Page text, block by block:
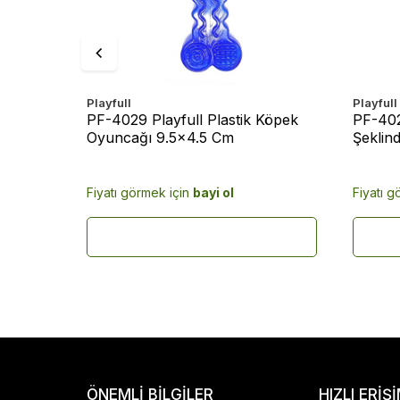
Playfull
PF-4029 Playfull Plastik Köpek
Oyuncağı 9.5x4.5 Cm
Fiyatı görmek için bayi ol
Playfull
PF-
Fiyatı
ÖNEMLI BILGILER HIZLI